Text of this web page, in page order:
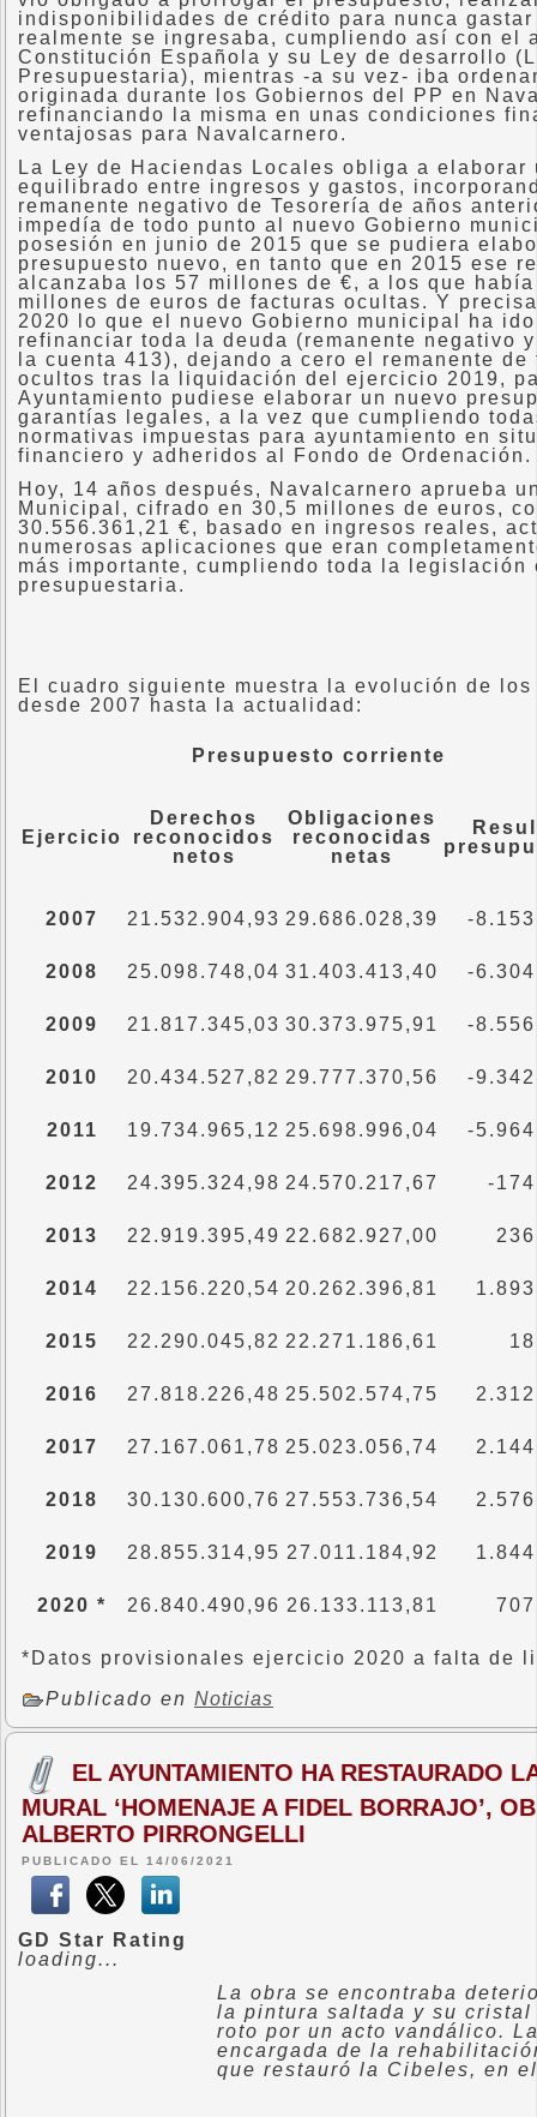
indisponibilidades de crédito para nunca
realmente se ingresaba, cumpliendo así con el
Constitución Española y su Ley de desarrollo
Presupuestaria), mientras -a su vez- iba
originada durante los Gobiernos del PP en
refinanciando la misma en unas condiciones
ventajosas para Navalcarnero.
La Ley de Haciendas Locales obliga a elaborar
equilibrado entre ingresos y gastos,
remanente negativo de Tesorería de años
impedía de todo punto al nuevo Gobierno
posesión en junio de 2015 que se pudiera
presupuesto nuevo, en tanto que en 2015 ese
alcanzaba los 57 millones de €, a los que
millones de euros de facturas ocultas. Y
2020 lo que el nuevo Gobierno municipal ha
refinanciar toda la deuda (remanente negativo
la cuenta 413), dejando a cero el remanente
ocultos tras la liquidación del ejercicio 2019,
Ayuntamiento pudiese elaborar un nuevo
garantías legales, a la vez que cumpliendo
normativas impuestas para ayuntamiento en
financiero y adheridos al Fondo de Ordenación.
Hoy, 14 años después, Navalcarnero aprueba
Municipal, cifrado en 30,5 millones de euros,
30.556.361,21 €, basado en ingresos reales,
numerosas aplicaciones que eran
más importante, cumpliendo toda la legislación
presupuestaria.
El cuadro siguiente muestra la evolución de los
desde 2007 hasta la actualidad:
Presupuesto corriente
Ejercicio
Derechos
reconocidos
netos
Obligaciones
reconocidas
netas
2007 21.532.904,93 29.686.028,39 -
2008 25.098.748,04 31.403.413,40 -
2009 21.817.345,03 30.373.975,91 -
2010 20.434.527,82 29.777.370,56 -
2011 19.734.965,12 25.698.996,04 -
2012 24.395.324,98 24.570.217,67 -
2013 22.919.395,49 22.682.927,00
2014 22.156.220,54 20.262.396,81
2015 22.290.045,82 22.271.186,61
2016 27.818.226,48 25.502.574,75
2017 27.167.061,78 25.023.056,74
2018 30.130.600,76 27.553.736,54
2019 28.855.314,95 27.011.184,92
2020 * 26.840.490,96 26.133.113,81
*Datos provisionales ejercicio 2020 a falta de
Publicado en Noticias
EL AYUNTAMIENTO HA RESTAURADO
MURAL ‘HOMENAJE A FIDEL BORRAJO’,
ALBERTO PIRRONGELLI
PUBLICADO EL 14/06/2021
GD Star Rating
loading...
La obra se encontraba
la pintura saltada y su cristal
roto por un acto vandálico.
encargada de la
que restauró la Cibeles, en